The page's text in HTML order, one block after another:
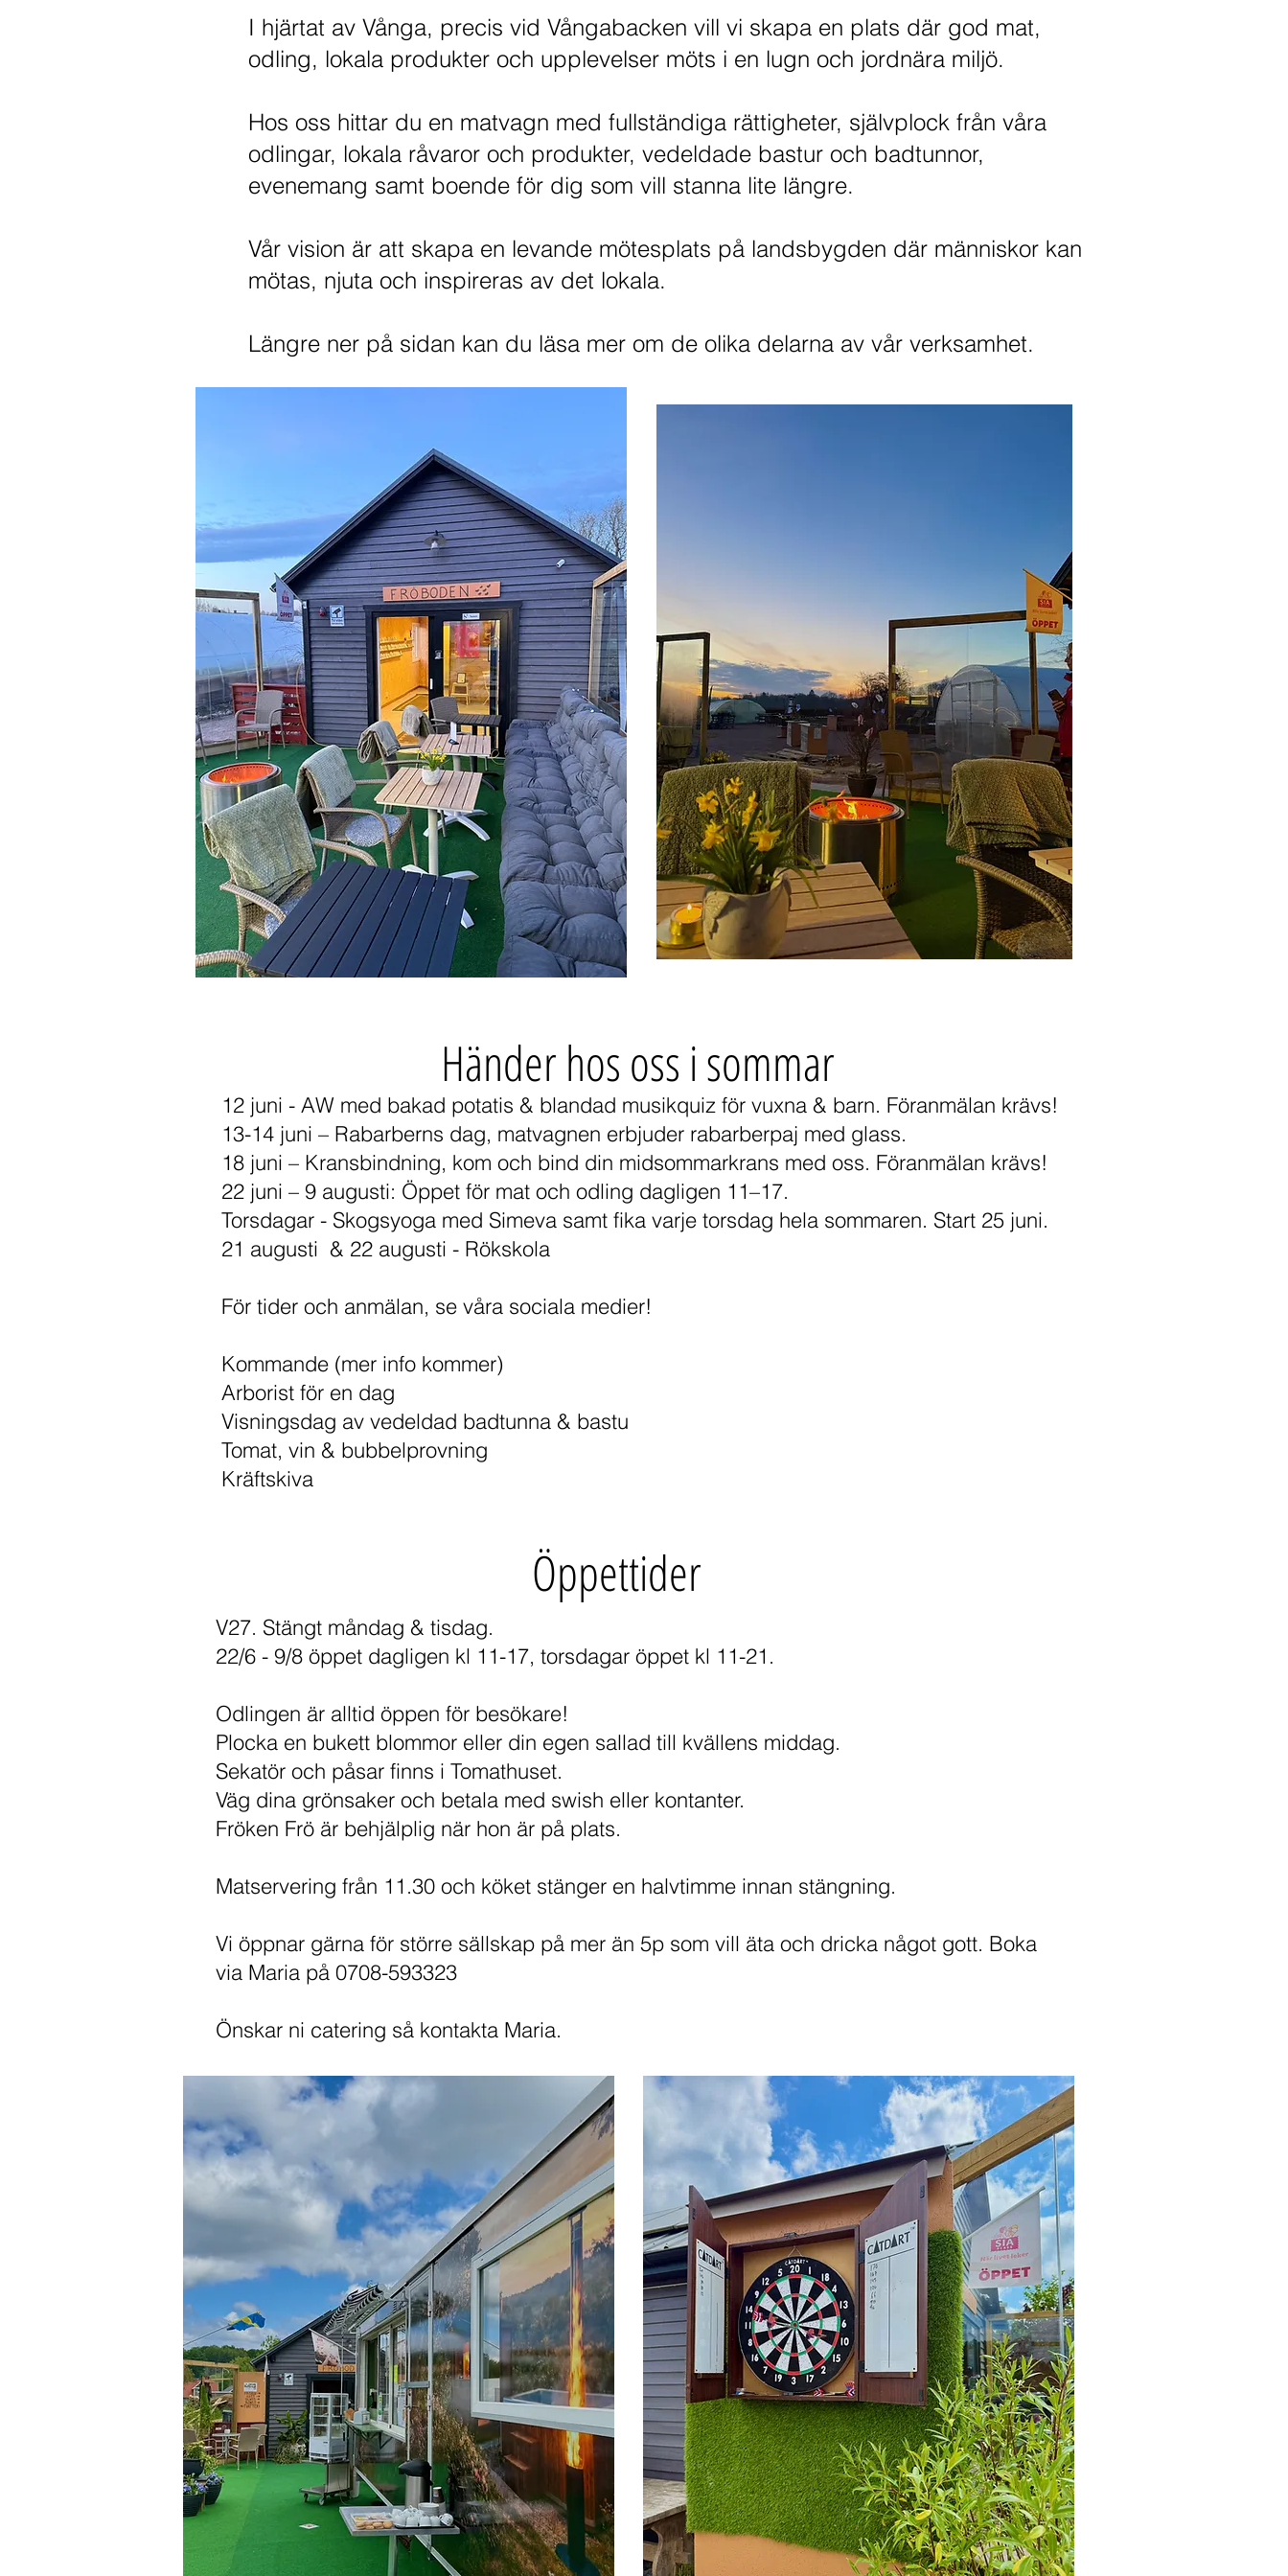
I hjärtat av Vånga, precis vid Vångabacken vill vi skapa en plats där god mat,
odling, lokala produkter och upplevelser möts i en lugn och jordnära miljö.
Hos oss hittar du en matvagn med fullständiga rättigheter, självplock från våra
odlingar, lokala råvaror och produkter, vedeldade bastur och badtunnor,
evenemang samt boende för dig som vill stanna lite längre.
Vår vision är att skapa en levande mötesplats på landsbygden där människor kan
mötas, njuta och inspireras av det lokala.
Längre ner på sidan kan du läsa mer om de olika delarna av vår verksamhet.
Händer hos oss i sommar
12 juni - AW med bakad potatis & blandad musikquiz för vuxna & barn. Föranmälan krävs!
13-14 juni – Rabarberns dag, matvagnen erbjuder rabarberpaj med glass.
18 juni – Kransbindning, kom och bind din midsommarkrans med oss. Föranmälan krävs!
22 juni – 9 augusti: Öppet för mat och odling dagligen 11–17.
Torsdagar - Skogsyoga med Simeva samt fika varje torsdag hela sommaren. Start 25 juni.
21 augusti & 22 augusti - Rökskola
För tider och anmälan, se våra sociala medier!
Kommande (mer info kommer)
Arborist för en dag
Visningsdag av vedeldad badtunna & bastu
Tomat, vin & bubbelprovning
Kräftskiva
Öppettider
V27. Stängt måndag & tisdag.
22/6 - 9/8 öppet dagligen kl 11-17, torsdagar öppet kl 11-21.
Odlingen är alltid öppen för besökare!
Plocka en bukett blommor eller din egen sallad till kvällens middag.
Sekatör och påsar finns i Tomathuset.
Väg dina grönsaker och betala med swish eller kontanter.
Fröken Frö är behjälplig när hon är på plats.
Matservering från 11.30 och köket stänger en halvtimme innan stängning.
Vi öppnar gärna för större sällskap på mer än 5p som vill äta och dricka något gott. Boka
via Maria på 0708-593323
Önskar ni catering så kontakta Maria.